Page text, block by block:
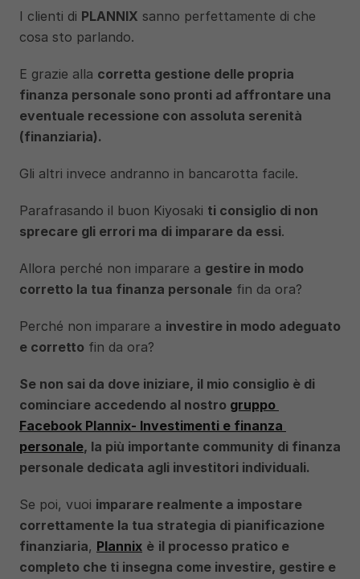
I clienti di PLANNIX sanno perfettamente di che
cosa sto parlando.
E grazie alla corretta gestione delle propria
finanza personale sono pronti ad affrontare una
eventuale recessione con assoluta serenità
(finanziaria).
Gli altri invece andranno in bancarotta facile.
Parafrasando il buon Kiyosaki ti consiglio di non
sprecare gli errori ma di imparare da essi.
Allora perché non imparare a gestire in modo
corretto la tua finanza personale fin da ora?
Perché non imparare a investire in modo adeguato
e corretto fin da ora?
Se non sai da dove iniziare, il mio consiglio è di
cominciare accedendo al nostro gruppo
Facebook Plannix- Investimenti e finanza
personale, la più importante community di finanza
personale dedicata agli investitori individuali.
Se poi, vuoi imparare realmente a impostare
correttamente la tua strategia di pianificazione
finanziaria, Plannix è il processo pratico e
completo che ti insegna come investire, gestire e